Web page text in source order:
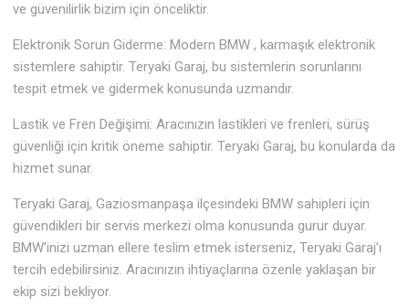
ve güvenilirlik bizim için önceliktir.
Elektronik Sorun Giderme: Modern BMW , karmaşık elektronik
sistemlere sahiptir. Teryaki Garaj, bu sistemlerin sorunlarını
tespit etmek ve gidermek konusunda uzmandır.
Lastik ve Fren Değişimi: Aracınızın lastikleri ve frenleri, sürüş
güvenliği için kritik öneme sahiptir. Teryaki Garaj, bu konularda da
hizmet sunar.
Teryaki Garaj, Gaziosmanpaşa ilçesindeki BMW sahipleri için
güvendikleri bir servis merkezi olma konusunda gurur duyar.
BMW’inizi uzman ellere teslim etmek isterseniz, Teryaki Garaj’ı
tercih edebilirsiniz. Aracınızın ihtiyaçlarına özenle yaklaşan bir
ekip sizi bekliyor.